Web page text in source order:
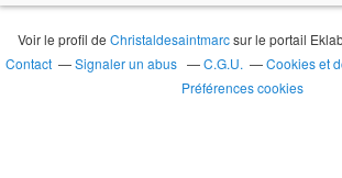
Voir le profil deChristaldesaintmarcsur le portail
Contact
Signaler un abus C.G.U.
Cookies et
Préférences cookies